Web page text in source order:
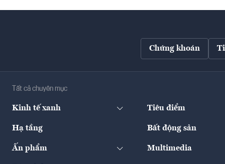
Chứng khoán
Tất cả chuyên mục
Kinh tế xanh Tiêu điểm
Hạ tầng Bất động sản
Ấn phẩm Multimedia